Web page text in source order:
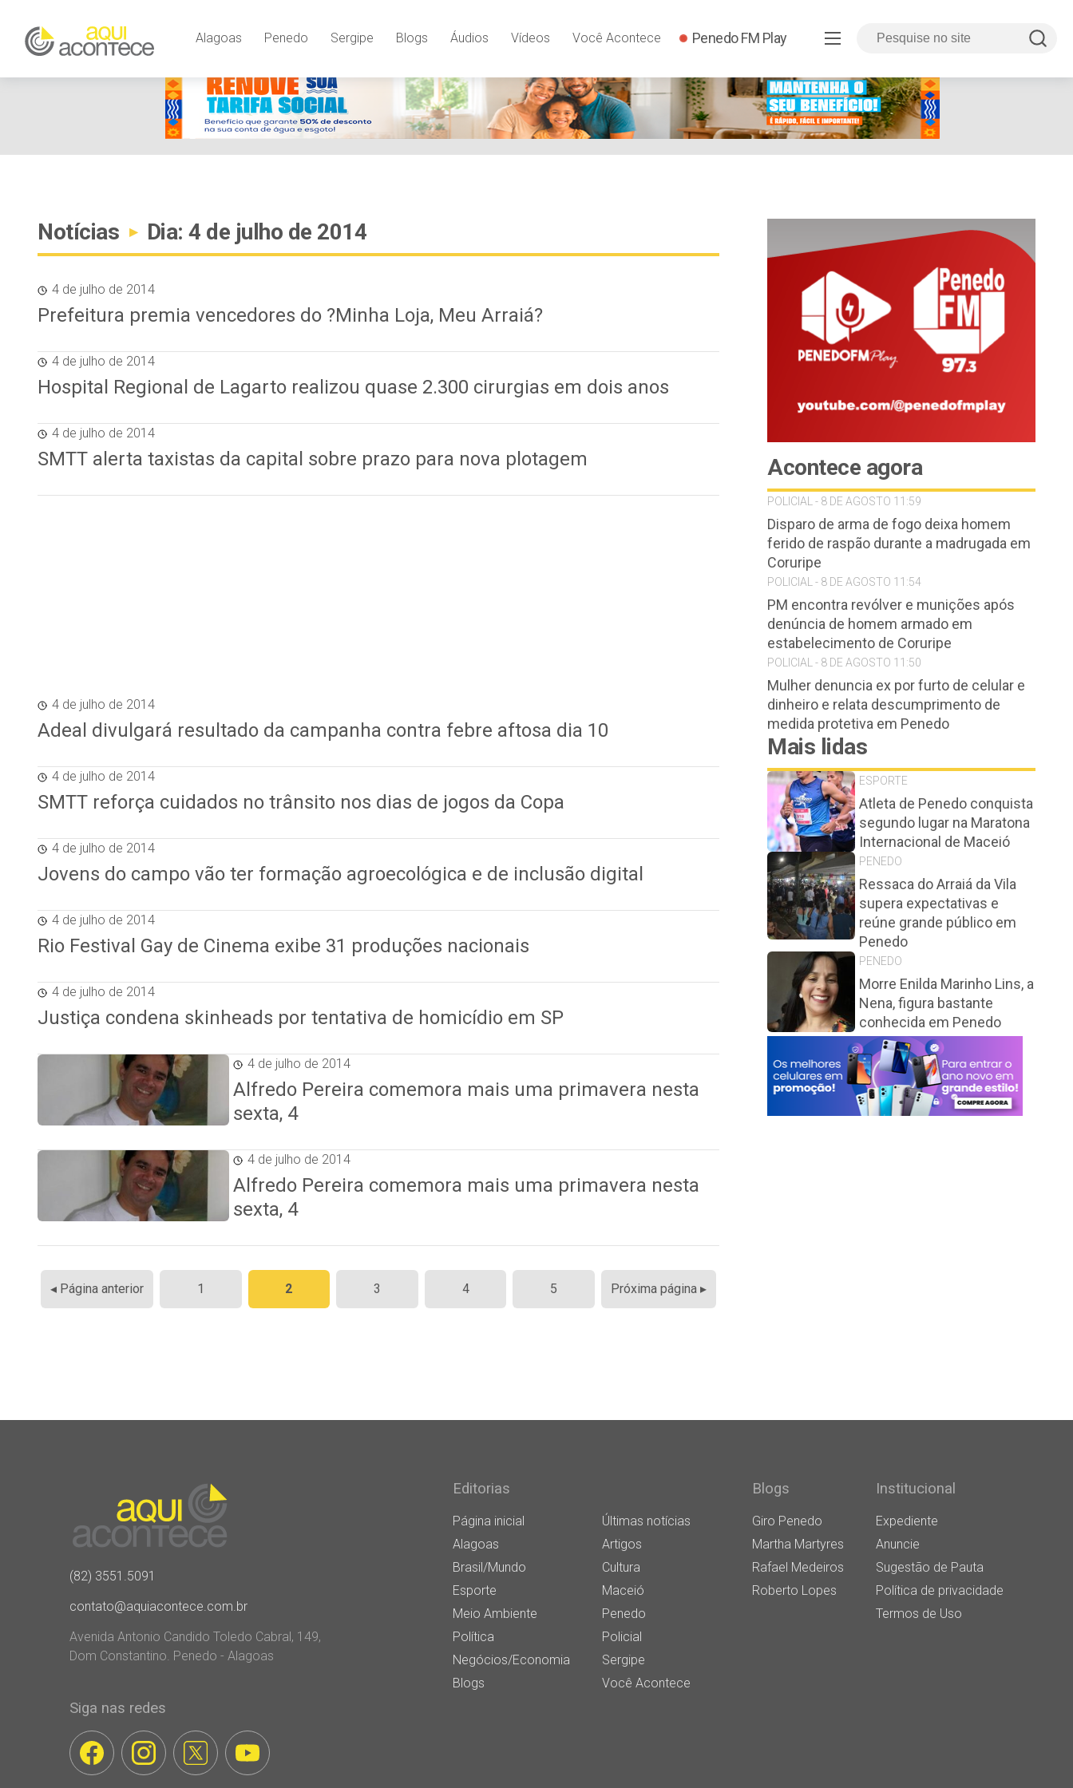
Alagoas
Penedo Sergipe Blogs Áudios Vídeos Você Acontece Penedo FM Play
Notícias ▸ Dia: 4 de julho de 2014
4 de julho de 2014
Prefeitura premia vencedores do ?Minha Loja, Meu Arraiá?
4 de julho de 2014
Hospital Regional de Lagarto realizou quase 2.300 cirurgias em dois anos
4 de julho de 2014
SMTT alerta taxistas da capital sobre prazo para nova plotagem
4 de julho de 2014
Adeal divulgará resultado da campanha contra febre aftosa dia 10
4 de julho de 2014
SMTT reforça cuidados no trânsito nos dias de jogos da Copa
4 de julho de 2014
Jovens do campo vão ter formação agroecológica e de inclusão digital
4 de julho de 2014
Rio Festival Gay de Cinema exibe 31 produções nacionais
4 de julho de 2014
Justiça condena skinheads por tentativa de homicídio em SP
4 de julho de 2014
Alfredo Pereira comemora mais uma primavera nesta
sexta, 4
4 de julho de 2014
Alfredo Pereira comemora mais uma primavera nesta
sexta, 4
Paginação
de
◂ Página anterior 1 2 3 4 5 Próxima página ▸
Acontece agora
POLICIAL - 8 DE AGOSTO 11:59
Disparo de arma de fogo deixa homem
ferido de raspão durante a madrugada em
Coruripe
POLICIAL - 8 DE AGOSTO 11:54
PM encontra revólver e munições após
denúncia de homem armado em
estabelecimento de Coruripe
POLICIAL - 8 DE AGOSTO 11:50
Mulher denuncia ex por furto de celular e
dinheiro e relata descumprimento de
medida protetiva em Penedo
Mais lidas
ESPORTE
Atleta de Penedo conquista
segundo lugar na Maratona
Internacional de Maceió
PENEDO
Ressaca do Arraiá da Vila
supera expectativas e
reúne grande público em
Penedo
PENEDO
Morre Enilda Marinho Lins, a
Nena, figura bastante
conhecida em Penedo
(82) 3551.5091
contato@aquiacontece.com.br
Avenida Antonio Candido Toledo Cabral, 149,
Dom Constantino. Penedo - Alagoas
Siga nas redes
Editorias
Página inicial
Últimas notícias
Alagoas
Artigos
Brasil/Mundo
Cultura
Esporte
Maceió
Meio Ambiente
Penedo
Política
Policial
Negócios/Economia
Sergipe
Blogs
Você Acontece
Blogs
Giro Penedo
Martha Martyres
Rafael Medeiros
Roberto Lopes
Institucional
Expediente
Anuncie
Sugestão de Pauta
Política de privacidade
Termos de Uso